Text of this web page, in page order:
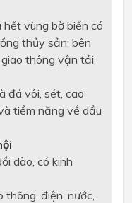
hết vùng bờ biển có
thủy sản; bên
thông vận tải
đá vôi, sét, cao
tiềm năng về dầu
dào, có kinh
điện, nước,